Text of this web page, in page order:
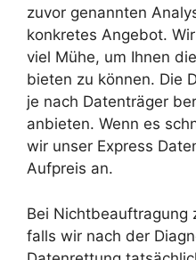
zuvor genannten
konkretes Angebot.
viel Mühe, um Ihnen
bieten zu können. Die
je nach Datenträger
anbieten. Wenn es
wir unser Express
Aufpreis an.
Bei Nichtbeauftragung
falls wir nach der